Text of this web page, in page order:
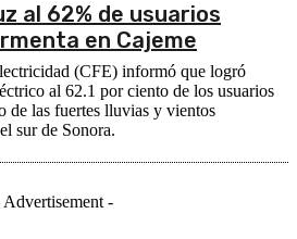
al 62% de usuarios
en Cajeme
(CFE) informó que logró
al 62.1 por ciento de los usuarios
de las fuertes lluvias y vientos
sur de Sonora.
Advertisement -